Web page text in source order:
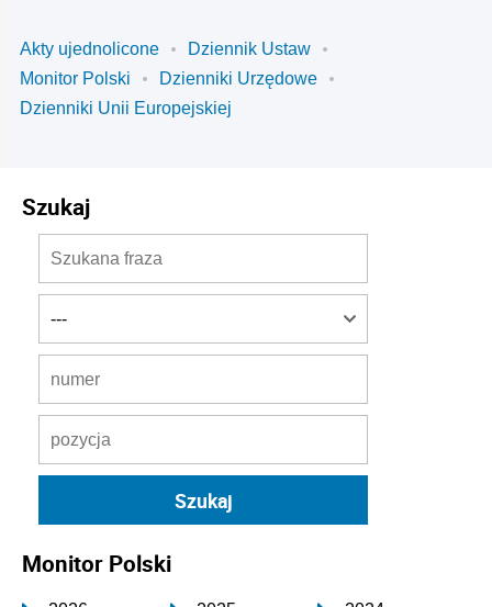
Akty ujednolicone
Dziennik Ustaw
Monitor Polski
Dzienniki Urzędowe
Dzienniki Unii Europejskiej
Szukaj
Monitor Polski